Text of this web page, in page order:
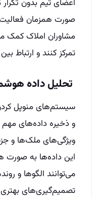
اعضای تیم بدون
صورت همزمان
مشاوران املاک کمک
تمرکز کنند و ارتباط
تحلیل داده
سیستم‌های منوپل
و ذخیره داده‌های مهم
ویژگی‌های ملک‌ها و
این داده‌ها به صورت
می‌توانند الگوها و
تصمیم‌گیری‌های